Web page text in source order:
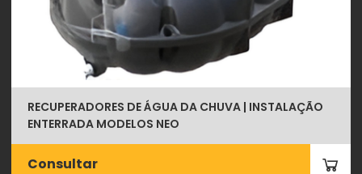
RECUPERADORES DE ÁGUA DA CHUVA | INSTALAÇÃO
ENTERRADA MODELOS NEO
Consultar